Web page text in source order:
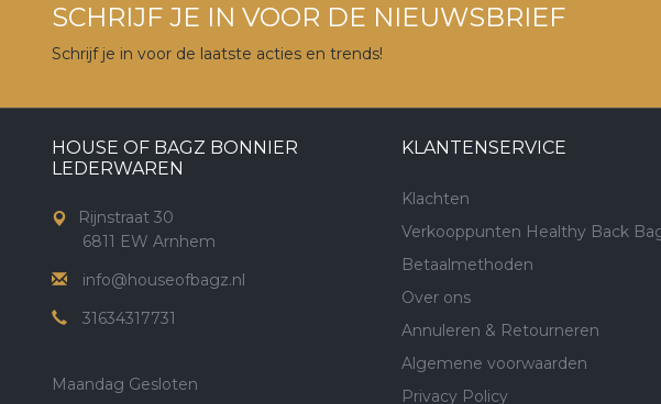
SCHRIJF JE IN VOOR DE NIEUWSBRIEF
Schrijf je in voor de laatste acties en trends!
HOUSE OF BAGZ BONNIER
LEDERWAREN
Rijnstraat 30
6811 EW Arnhem
info@houseofbagz.nl
31634317731
Maandag Gesloten
KLANTENSERVICE
Klachten
Verkooppunten Healthy Back
Betaalmethoden
Over ons
Annuleren & Retourneren
Algemene voorwaarden
Privacy Policy